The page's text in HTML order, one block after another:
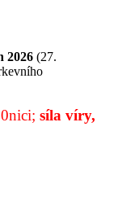
2026 (27.
síla víry,